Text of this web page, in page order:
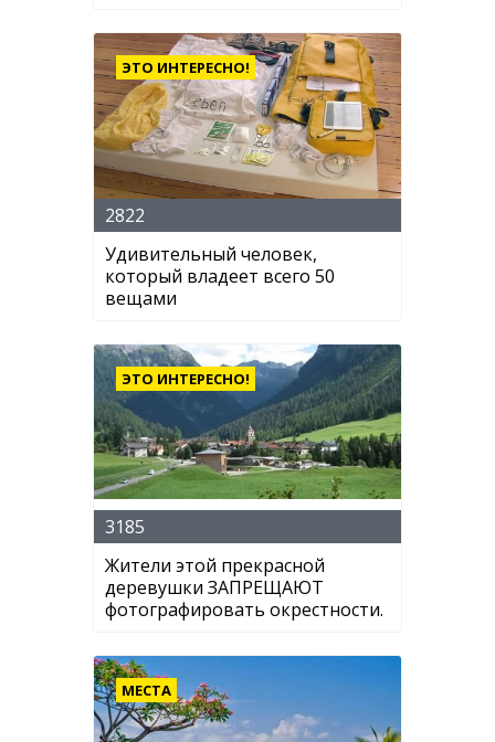
ЭТО ИНТЕРЕСНО!
2822
Удивительный человек,
который владеет всего 50
вещами
ЭТО ИНТЕРЕСНО!
3185
Жители этой прекрасной
деревушки ЗАПРЕЩАЮТ
фотографировать окрестности.
МЕСТА